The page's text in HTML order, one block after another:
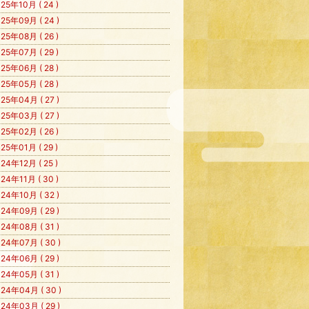
年10月 ( 24 )
年09月 ( 24 )
年08月 ( 26 )
年07月 ( 29 )
年06月 ( 28 )
年05月 ( 28 )
年04月 ( 27 )
年03月 ( 27 )
年02月 ( 26 )
年01月 ( 29 )
年12月 ( 25 )
年11月 ( 30 )
年10月 ( 32 )
年09月 ( 29 )
年08月 ( 31 )
年07月 ( 30 )
年06月 ( 29 )
年05月 ( 31 )
年04月 ( 30 )
年03月 ( 29 )